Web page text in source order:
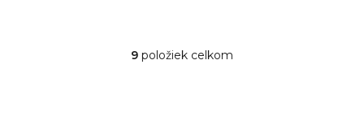
O
9 položiek celkom